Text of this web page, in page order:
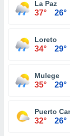
La Paz
37° 26°
Loreto
34° 29°
Mulege
35° 29°
Puerto
32° 26°